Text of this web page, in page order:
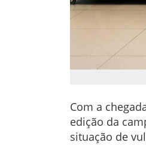
Com a
edição da
situação de